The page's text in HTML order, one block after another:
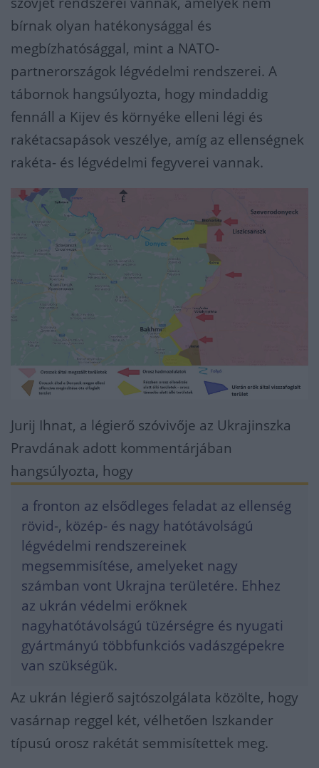
bírnak olyan hatékonysággal és
megbízhatósággal, mint a NATO-
partnerországok légvédelmi rendszerei. A
tábornok hangsúlyozta, hogy mindaddig
fennáll a Kijev és környéke elleni légi és
rakétacsapások veszélye, amíg az ellenségnek
rakéta- és légvédelmi fegyverei vannak.
Jurij Ihnat, a légierő szóvivője az Ukrajinszka
Pravdának adott kommentárjában
hangsúlyozta, hogy
a fronton az elsődleges feladat az ellenség
rövid-, közép- és nagy hatótávolságú
légvédelmi rendszereinek
megsemmisítése, amelyeket nagy
számban vont Ukrajna területére. Ehhez
az ukrán védelmi erőknek
nagyhatótávolságú tüzérségre és nyugati
gyártmányú többfunkciós vadászgépekre
van szükségük.
Az ukrán légierő sajtószolgálata közölte, hogy
vasárnap reggel két, vélhetően Iszkander
típusú orosz rakétát semmisítettek meg.